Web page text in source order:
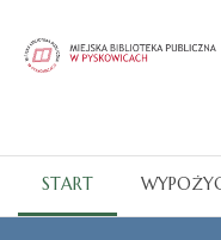
START